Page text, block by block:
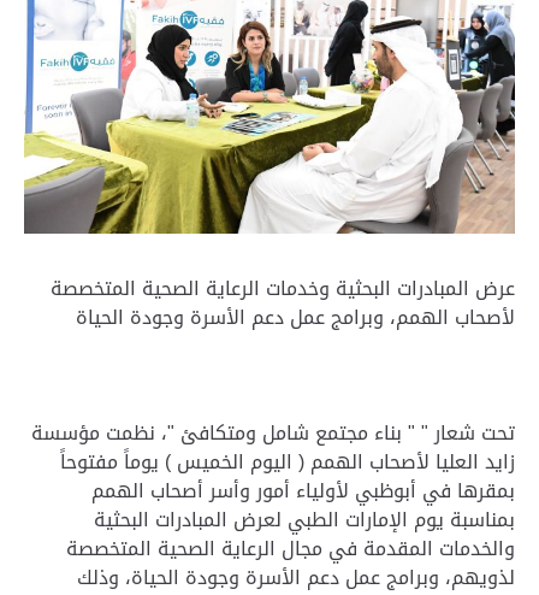
عرض المبادرات البحثية وخدمات الرعاية الصحية المتخصصة
لأصحاب الهمم، وبرامج عمل دعم الأسرة وجودة الحياة
تحت شعار " " بناء مجتمع شامل ومتكافئ "، نظمت مؤسسة
زايد العليا لأصحاب الهمم ( اليوم الخميس ) يوماً مفتوحاً
بمقرها في أبوظبي لأولياء أمور وأسر أصحاب الهمم
بمناسبة يوم الإمارات الطبي لعرض المبادرات البحثية
والخدمات المقدمة في مجال الرعاية الصحية المتخصصة
لذويهم، وبرامج عمل دعم الأسرة وجودة الحياة، وذلك